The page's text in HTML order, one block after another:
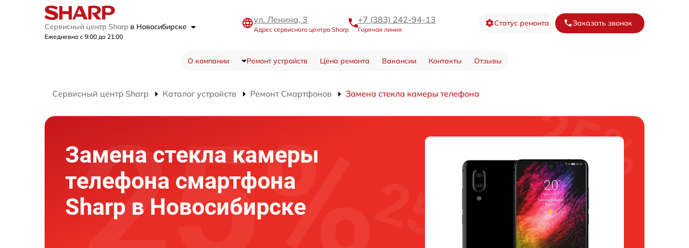
Сервисный центр Sharp в Новосибирске
Ежедневно с 9:00 до 21:00
ул. Ленина, 3
Адрес сервисного центра Sharp
+7 (383) 242-94-13
Горячая линия
Статус ремонта Заказать звонок
О компании Ремонт устройств Цена ремонта Вакансии Контакты Отзывы
Сервисный центр Sharp Каталог устройств Ремонт Смартфонов Замена стекла камеры телефона
Замена стекла камеры
телефона смартфона
Sharp в Новосибирске